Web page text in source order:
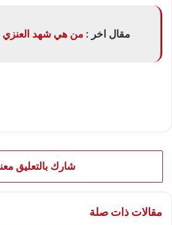
مقال اخر : من هي شهد العنزي
شارك بالتعليق
مقالات ذات صلة